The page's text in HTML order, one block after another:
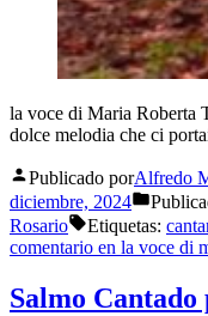
la voce di Maria Roberta
dolce melodia che ci
Publicado porAlfredo
diciembre, 2024
Rosario
Etiquetas:
comentario en la voce di
Salmo